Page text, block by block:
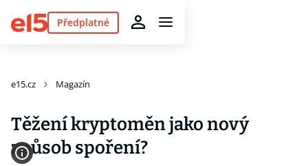
Předplatné
e15.cz Magazín
Těžení kryptoměn jako nový
způsob spoření?